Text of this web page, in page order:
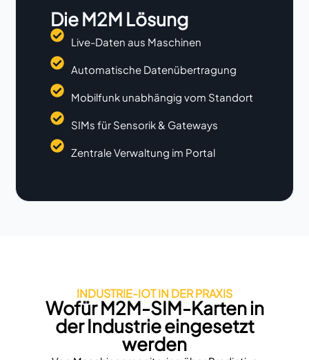
Die M2M Lösung
Live-Daten aus Maschinen
Automatische Datenübertragung
Mobilfunk unabhängig vom Standort
SIMs für Sensorik & Gateways
Zentrale Verwaltung im Portal
INDUSTRIE-IOT IN DER PRAXIS
Wofür M2M-SIM-Karten in
der Industrie eingesetzt
werden